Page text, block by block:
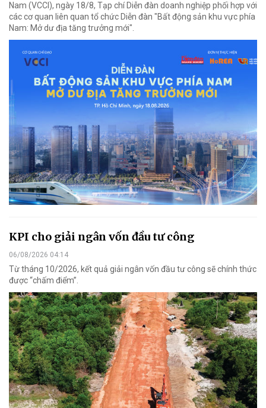
Nam (VCCI), ngày 18/8, Tạp chí Diễn đàn doanh nghiệp phối hợp với
các cơ quan liên quan tổ chức Diễn đàn "Bất động sản khu vực phía
Nam: Mở dư địa tăng trưởng mới".
KPI cho giải ngân vốn đầu tư công
06/08/2026 04:14
Từ tháng 10/2026, kết quả giải ngân vốn đầu tư công sẽ chính thức
được “chấm điểm”.